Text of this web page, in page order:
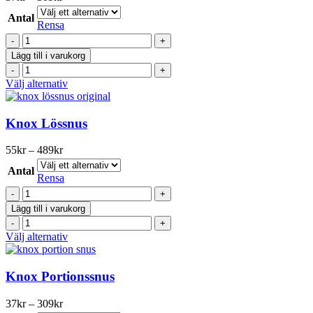
De
olika
väljas
på
produktsidan
37kr
till
309kr
Antal
Rensa
Knox
Karaktär
Yellow
White
mängd
Lägg till i varukorg
Knox
Karaktär
Yellow
mängd
Välj alternativDen
här
har
flera
De
olika
väljas
produktsidan
Knox Lössnus
55kr – 489krPrisintervall:
55kr
till
489kr
Antal
Rensa
Knox
Lössnus
mängd
Lägg till i varukorg
Knox
Lössnus
mängd
Välj alternativDen
här
har
flera
Knox Portionssnus
37kr – 309krPrisintervall: